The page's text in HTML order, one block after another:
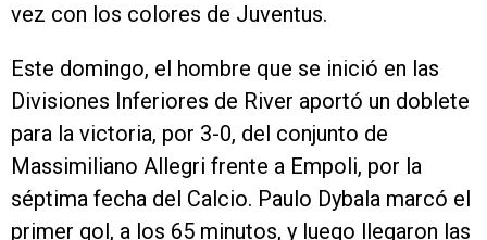
vez con los colores de Juventus.
Este domingo, el hombre que se inició en las
Divisiones Inferiores de River aportó un doblete
para la victoria, por 3-0, del conjunto de
Massimiliano Allegri frente a Empoli, por la
séptima fecha del Calcio. Paulo Dybala marcó el
primer gol, a los 65 minutos, y luego llegaron las